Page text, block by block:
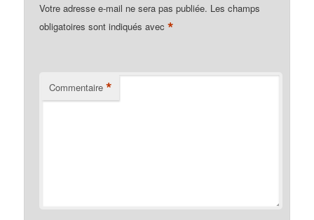
Votre adresse e-mail ne sera pas publiée. Les champs
obligatoires sont indiqués avec*
Commentaire *